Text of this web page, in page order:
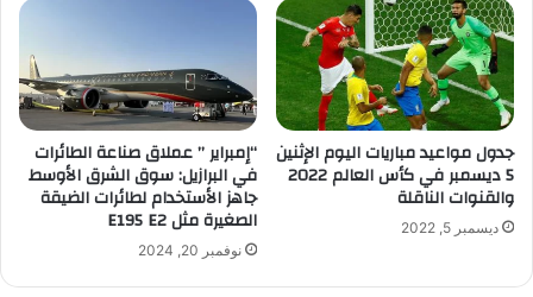
جدول مواعيد مباريات اليوم الإثنين
5 ديسمبر في كأس العالم 2022
والقنوات الناقلة
ديسمبر 5, 2022
“إمبراير ” عملاق صناعة الطائرات
في البرازيل: سوق الشرق الأوسط
جاهز الأستخدام لطائرات الضيقة
الصغيرة مثل E195 E2
نوفمبر 20, 2024